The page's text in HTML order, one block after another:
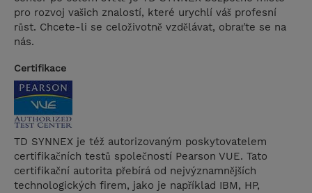
pro rozvoj vašich znalostí, které urychlí váš profesní
růst. Chcete-li se celoživotně vzdělávat, obraťte se na
nás.
Certifikace
TD SYNNEX je též autorizovaným poskytovatelem
certifikačních testů společností Pearson VUE. Tato
certifikační autorita přebírá od nejvýznamnějších
technologických firem, jako je například IBM, HP,